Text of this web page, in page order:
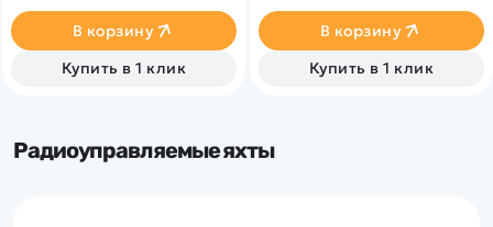
помощью сервопривода и
ветра. Вес модели - 3,15
кг.&nbsp;
В корзину
Купить в 1 клик
В корзину
Купить в 1 клик
Радиоуправляемые яхты